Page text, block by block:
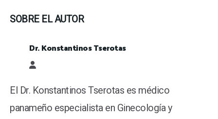
SOBRE EL AUTOR
Dr. Konstantinos Tserotas
Dr. Konstantinos Tserotas
El Dr. Konstantinos Tserotas es médico
panameño especialista en Ginecología y